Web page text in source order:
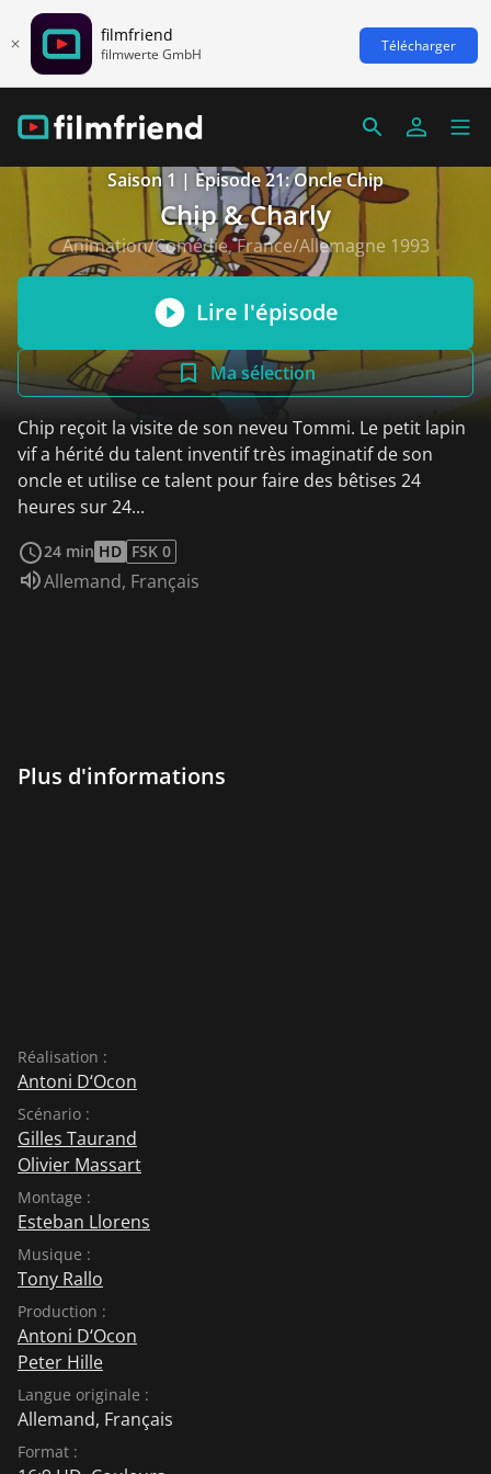
filmfriend
filmwerte GmbH Télécharger
Saison 1 | Episode 21: Oncle Chip
Chip & Charly
Animation/Comédie, France/Allemagne 1993
Lire l'épisode
Ma sélection
Chip reçoit la visite de son neveu Tommi. Le petit lapin
vif a hérité du talent inventif très imaginatif de son
oncle et utilise ce talent pour faire des bêtises 24
heures sur 24...
24 min HD FSK 0
Audio :
Allemand, Français
Plus d'informations
Réalisation :
Antoni D‘Ocon
Scénario :
Gilles Taurand
Olivier Massart
Montage :
Esteban Llorens
Musique :
Tony Rallo
Production :
Antoni D‘Ocon
Peter Hille
Langue originale :
Allemand, Français
Format :